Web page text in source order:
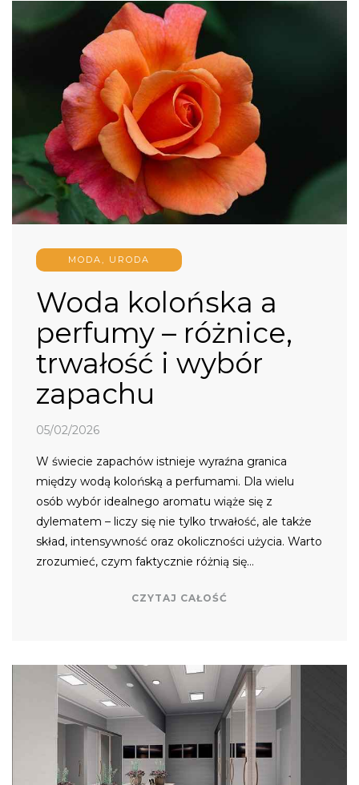
MODA, URODA
Woda kolońska a
perfumy – różnice,
trwałość i wybór
zapachu
05/02/2026
W świecie zapachów istnieje wyraźna granica
między wodą kolońską a perfumami. Dla wielu
osób wybór idealnego aromatu wiąże się z
dylematem – liczy się nie tylko trwałość, ale także
skład, intensywność oraz okoliczności użycia. Warto
zrozumieć, czym faktycznie różnią się…
CZYTAJ CAŁOŚĆ